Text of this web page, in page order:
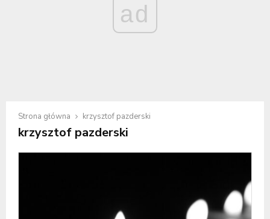
ad
Strona główna krzysztof pazderski
krzysztof pazderski